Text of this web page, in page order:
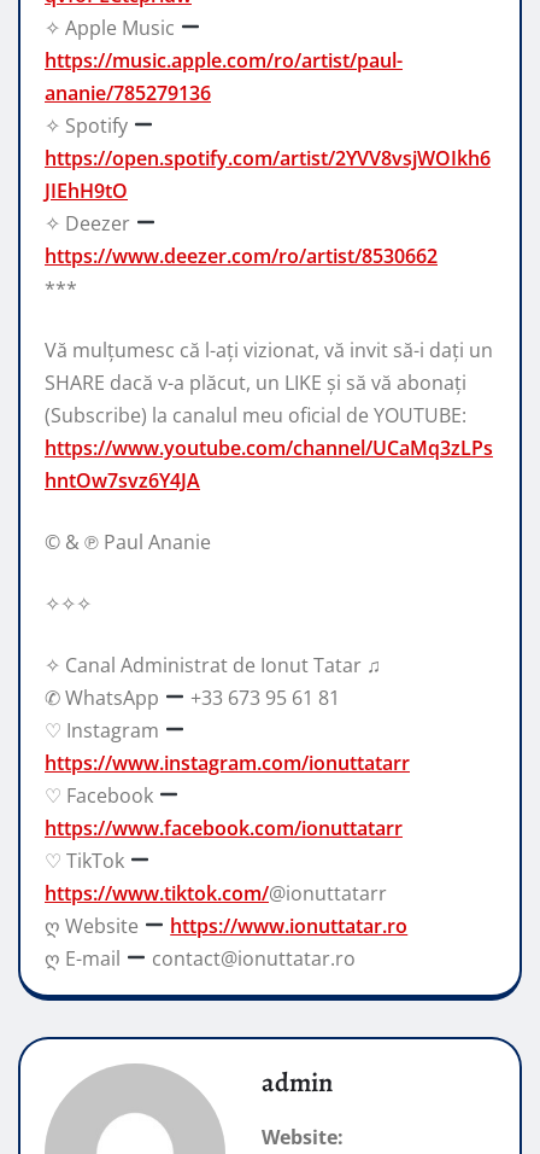
✧ Apple Music
https://music.apple.com/ro/artist/paul-
ananie/785279136
✧ Spotify
https://open.spotify.com/artist/2YVV8vsjWOIkh6
JIEhH9tO
✧ Deezer
https://www.deezer.com/ro/artist/8530662
***
Vă mulțumesc că l-ați vizionat, vă invit să-i dați un
SHARE dacă v-a plăcut, un LIKE și să vă abonați
(Subscribe) la canalul meu oficial de YOUTUBE:
https://www.youtube.com/channel/UCaMq3zLPs
hntOw7svz6Y4JA
© & ℗ Paul Ananie
✧✧✧
✧ Canal Administrat de Ionut Tatar ♫
✆ WhatsApp
+33 673 95 61 81
♡ Instagram
https://www.instagram.com/ionuttatarr
♡ Facebook
https://www.facebook.com/ionuttatarr
♡ TikTok
https://www.tiktok.com/@ionuttatarr
ღ Website
https://www.ionuttatar.ro
ღ E-mail
contact@ionuttatar.ro
admin
Website: